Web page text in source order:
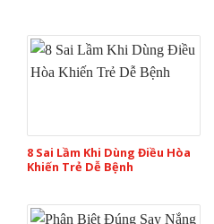
8 Sai Lầm Khi Dùng Điều Hòa
Khiến Trẻ Dễ Bệnh